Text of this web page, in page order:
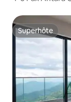
Superhôte
Superhôte